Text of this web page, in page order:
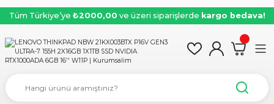
Tüm Türkiye’ye ₺2000,00 ve üzeri siparişlerde kargo bedava!